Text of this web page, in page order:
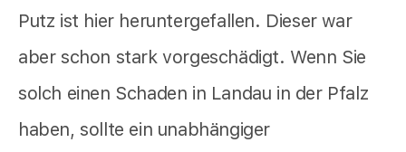
Putz ist hier heruntergefallen. Dieser war
aber schon stark vorgeschädigt. Wenn Sie
solch einen Schaden in Landau in der Pfalz
haben, sollte ein unabhängiger